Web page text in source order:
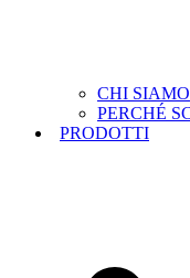
CHI SIAMO
PERCHÉ
PRODOTTI